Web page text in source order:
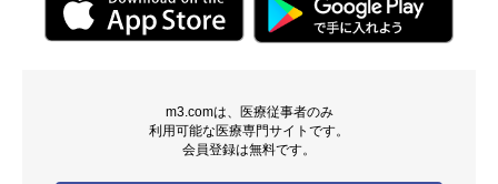
m3.comは、医療従事者のみ
利用可能な医療専門サイトです。
会員登録は無料です。